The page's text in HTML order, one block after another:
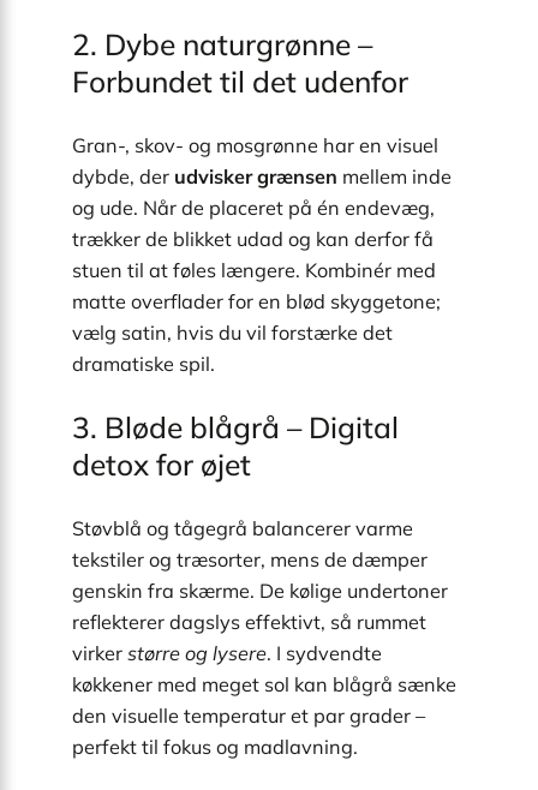
2. Dybe naturgrønne –
Forbundet til det udenfor
Gran-, skov- og mosgrønne har en visuel
dybde, der udvisker grænsen mellem inde
og ude. Når de placeret på én endevæg,
trækker de blikket udad og kan derfor få
stuen til at føles længere. Kombinér med
matte overflader for en blød skyggetone;
vælg satin, hvis du vil forstærke det
dramatiske spil.
3. Bløde blågrå – Digital
detox for øjet
Støvblå og tågegrå balancerer varme
tekstiler og træsorter, mens de dæmper
genskin fra skærme. De kølige undertoner
reflekterer dagslys effektivt, så rummet
virker større og lysere. I sydvendte
køkkener med meget sol kan blågrå sænke
den visuelle temperatur et par grader –
perfekt til fokus og madlavning.